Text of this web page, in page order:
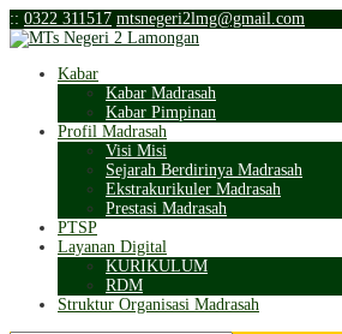
:: 0322 311517 mtsnegeri2lmg@gmail.com
Kabar
Kabar Madrasah
Kabar Pimpinan
Profil Madrasah
Visi Misi
Sejarah Berdirinya Madrasah
Ekstrakurikuler Madrasah
Prestasi Madrasah
PTSP
Layanan Digital
KURIKULUM
RDM
Struktur Organisasi Madrasah